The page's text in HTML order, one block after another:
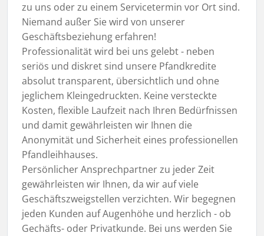
zu uns oder zu einem Servicetermin vor Ort sind.
Niemand außer Sie wird von unserer
Geschäftsbeziehung erfahren!
Professionalität wird bei uns gelebt - neben
seriös und diskret sind unsere Pfandkredite
absolut transparent, übersichtlich und ohne
jeglichem Kleingedruckten. Keine versteckte
Kosten, flexible Laufzeit nach Ihren Bedürfnissen
und damit gewährleisten wir Ihnen die
Anonymität und Sicherheit eines professionellen
Pfandleihhauses.
Persönlicher Ansprechpartner zu jeder Zeit
gewährleisten wir Ihnen, da wir auf viele
Geschäftszweigstellen verzichten. Wir begegnen
jeden Kunden auf Augenhöhe und herzlich - ob
Gechäfts- oder Privatkunde. Bei uns werden Sie